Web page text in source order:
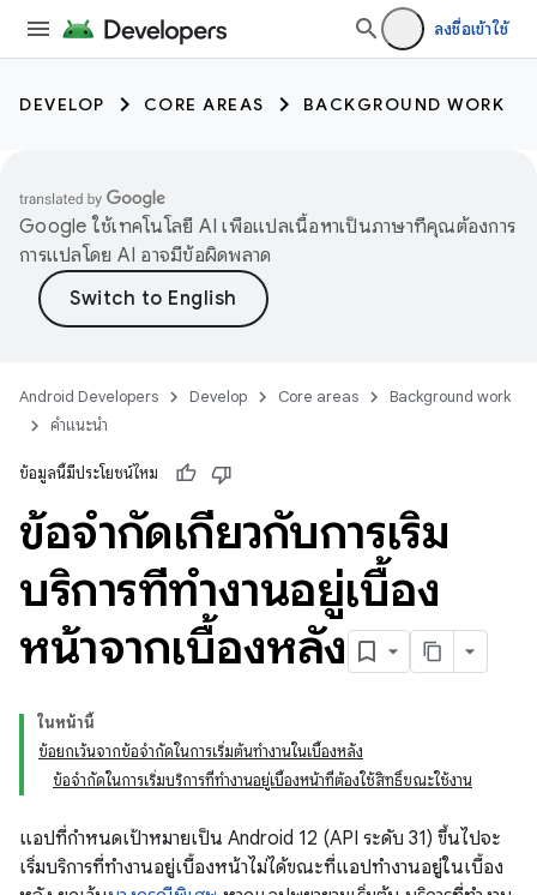
ลงชื่อเข้าใช้
DEVELOP CORE AREAS BACKGROUND WORK
Google ใช้เทคโนโลยี AI เพื่อแปลเนื้อหาเป็นภาษาที่คุณต้องการ
การแปลโดย AI อาจมีข้อผิดพลาด
Android Developers Develop Core areas
Background work
คำแนะนำ
ข้อมูลนี้มีประโยชน์ไหม
ข้อจำกัดเกี่ยวกับการเริ่ม
บริการที่ทำงานอยู่เบื้อง
หน้าจากเบื้องหลัง
ในหน้านี้
ข้อยกเว้นจากข้อจำกัดในการเริ่มต้นทำงานในเบื้องหลัง
ข้อจำกัดในการเริ่มบริการที่ทำงานอยู่เบื้องหน้าที่ต้องใช้สิทธิ์ขณะใช้งาน
แอปที่กำหนดเป้าหมายเป็น Android 12 (API ระดับ 31) ขึ้นไปจะ
เริ่มบริการที่ทำงานอยู่เบื้องหน้าไม่ได้ขณะที่แอปทำงานอยู่ในเบื้อง